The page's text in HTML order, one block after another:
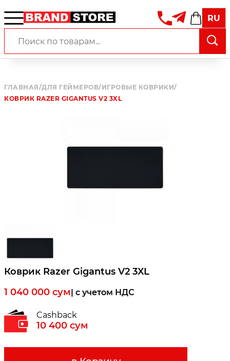
RU
ГЛАВНАЯ/ДЛЯ ГЕЙМЕРОВ/ИГРОВЫЕ КОВРИКИ/
КОВРИК RAZER GIGANTUS V2 3XL
Коврик Razer Gigantus V2 3XL
1 040 000 сум| c учетом НДС
Cashback
10 400 сум